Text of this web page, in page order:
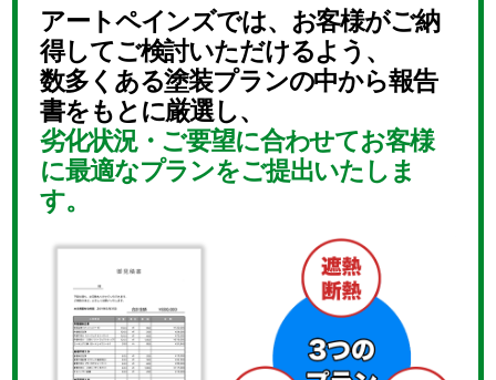
アートペインズでは、お客様がご納
得してご検討いただけるよう、
数多くある塗装プランの中から報告
書をもとに厳選し、
劣化状況・ご要望に合わせてお客様
に最適なプランをご提出いたしま
す。